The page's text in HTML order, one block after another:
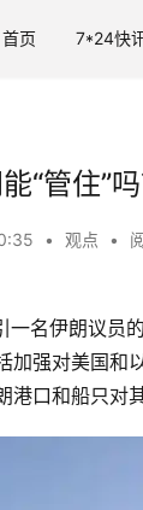
首页 7*24快
“管住”吗
• 观点 •
名伊朗议员
加强对美国和
口和船只对